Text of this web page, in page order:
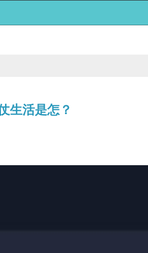
生活是怎？